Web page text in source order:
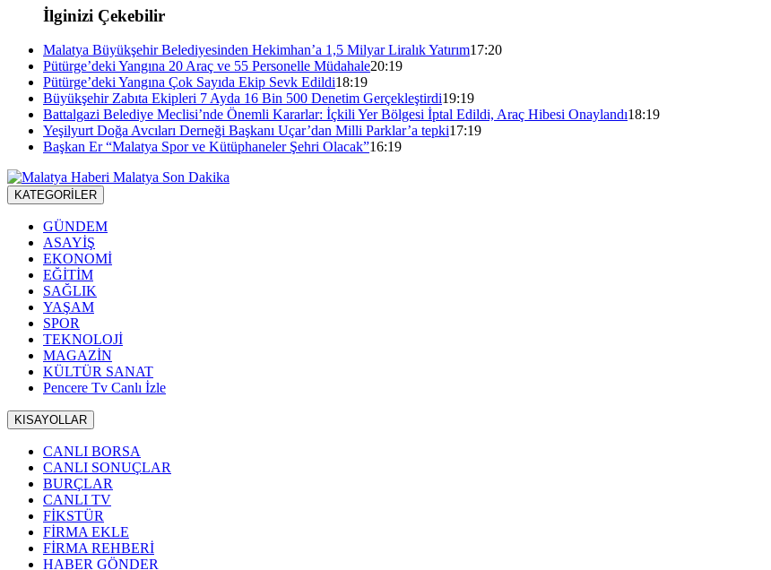
İlginizi Çekebilir
Malatya Büyükşehir Belediyesinden Hekimhan’a 1,5 Milyar Liralık Yatırım17:20
Pütürge’deki Yangına 20 Araç ve 55 Personelle Müdahale20:19
Pütürge’deki Yangına Çok Sayıda Ekip Sevk Edildi18:19
Büyükşehir Zabıta Ekipleri 7 Ayda 16 Bin 500 Denetim Gerçekleştirdi19:19
Battalgazi Belediye Meclisi’nde Önemli Kararlar: İçkili Yer Bölgesi İptal Edildi, Araç Hibesi Onaylandı18:19
Yeşilyurt Doğa Avcıları Derneği Başkanı Uçar’dan Milli Parklar’a tepki17:19
Başkan Er “Malatya Spor ve Kütüphaneler Şehri Olacak”16:19
KATEGORİLER
GÜNDEM
ASAYİŞ
EKONOMİ
EĞİTİM
SAĞLIK
YAŞAM
SPOR
TEKNOLOJİ
MAGAZİN
KÜLTÜR SANAT
Pencere Tv Canlı İzle
KISAYOLLAR
CANLI BORSA
CANLI SONUÇLAR
BURÇLAR
CANLI TV
FİKSTÜR
FİRMA EKLE
FİRMA REHBERİ
HABER GÖNDER